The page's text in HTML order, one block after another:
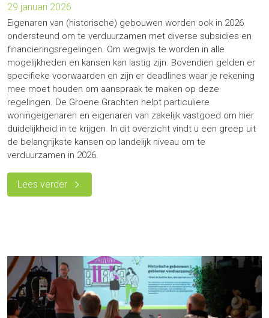
29 januari 2026
Eigenaren van (historische) gebouwen worden ook in 2026
ondersteund om te verduurzamen met diverse subsidies en
financieringsregelingen. Om wegwijs te worden in alle
mogelijkheden en kansen kan lastig zijn. Bovendien gelden er
specifieke voorwaarden en zijn er deadlines waar je rekening
mee moet houden om aanspraak te maken op deze
regelingen. De Groene Grachten helpt particuliere
woningeigenaren en eigenaren van zakelijk vastgoed om hier
duidelijkheid in te krijgen. In dit overzicht vindt u een greep uit
de belangrijkste kansen op landelijk niveau om te
verduurzamen in 2026.
Lees verder